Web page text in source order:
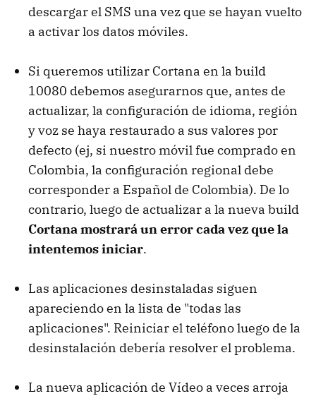
descargar el SMS una vez que se hayan vuelto
a activar los datos móviles.
Si queremos utilizar Cortana en la build
10080 debemos asegurarnos que, antes de
actualizar, la configuración de idioma, región
y voz se haya restaurado a sus valores por
defecto (ej, si nuestro móvil fue comprado en
Colombia, la configuración regional debe
corresponder a Español de Colombia). De lo
contrario, luego de actualizar a la nueva build
Cortana mostrará un error cada vez que la
intentemos iniciar.
Las aplicaciones desinstaladas siguen
apareciendo en la lista de "todas las
aplicaciones". Reiniciar el teléfono luego de la
desinstalación debería resolver el problema.
La nueva aplicación de Vídeo a veces arroja